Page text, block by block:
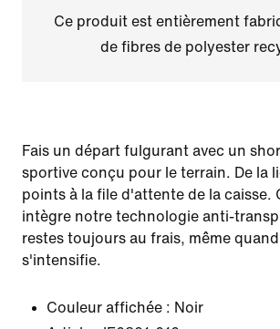
Ce produit est entièrement
de fibres de polyester
Fais un départ fulgurant avec un
sportive conçu pour le terrain. De la
points à la file d'attente de la caisse.
intègre notre technologie anti-
restes toujours au frais, même
s'intensifie.
Couleur affichée : Noir